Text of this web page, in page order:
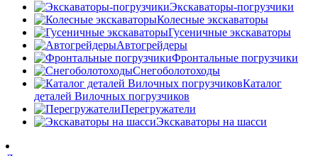
Экскаваторы-погрузчики
Колесные экскаваторы
Гусеничные экскаваторы
Автогрейдеры
Фронтальные погрузчики
Снегоболотоходы
Каталог
деталей Вилочных погрузчиков
Перегружатели
Экскаваторы на шасси